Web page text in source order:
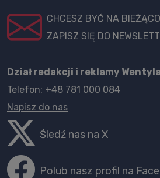
CHCESZ BYĆ NA
ZAPISZ SIĘ DO
Dział redakcji i reklamy
Telefon: +48 781 000 084
Napisz do nas
Śledź nas na X
Polub nasz profil na